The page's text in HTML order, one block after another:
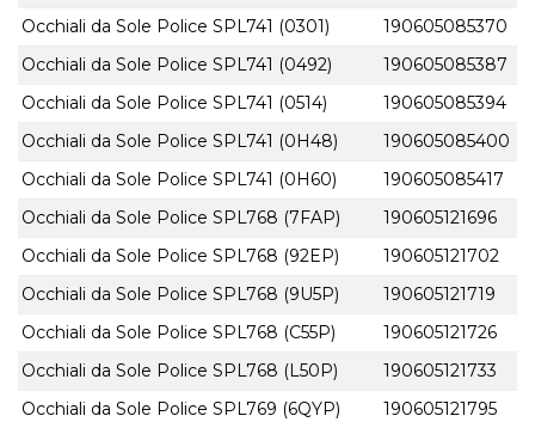
Occhiali da Sole Police SPL741 (0301)
190605085370
Occhiali da Sole Police SPL741 (0492)
190605085387
Occhiali da Sole Police SPL741 (0514)
190605085394
Occhiali da Sole Police SPL741 (0H48)
190605085400
Occhiali da Sole Police SPL741 (0H60)
190605085417
Occhiali da Sole Police SPL768 (7FAP)
190605121696
Occhiali da Sole Police SPL768 (92EP)
190605121702
Occhiali da Sole Police SPL768 (9U5P)
190605121719
Occhiali da Sole Police SPL768 (C55P)
190605121726
Occhiali da Sole Police SPL768 (L50P)
190605121733
Occhiali da Sole Police SPL769 (6QYP)
190605121795